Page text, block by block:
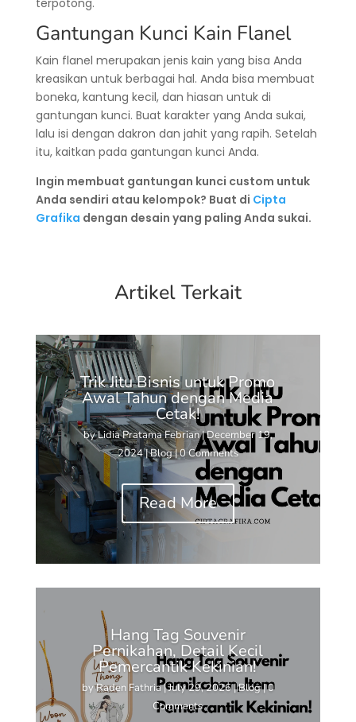
Gantungan Kunci Kain Flanel
Kain flanel merupakan jenis kain yang bisa Anda
kreasikan untuk berbagai hal. Anda bisa membuat
boneka, kantung kecil, dan hiasan untuk di
gantungan kunci. Buat karakter yang Anda sukai,
lalu isi dengan dakron dan jahit yang rapih. Setelah
itu, kaitkan pada gantungan kunci Anda.
Ingin membuat gantungan kunci custom untuk
Anda sendiri atau kelompok? Buat di Cipta
Grafika dengan desain yang paling Anda sukai.
Artikel Terkait
Trik Jitu Bisnis untuk Promo
Awal Tahun dengan Media
Cetak!
byLidia Pratama Febrian|December 19,
2024|Blog| 0 Comments
Read More
Hang Tag Souvenir
Pernikahan, Detail Kecil
Pemercantik Kekinian!
byRaden Fathria|July 29, 2026|Blog| 0
Comments